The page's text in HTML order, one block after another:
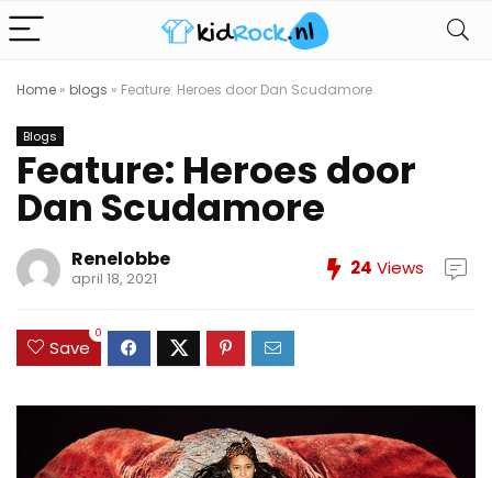
Home » blogs » Feature: Heroes door Dan Scudamore
Blogs
Feature: Heroes door
Dan Scudamore
Renelobbe
april 18, 2021 24 Views
Save
0